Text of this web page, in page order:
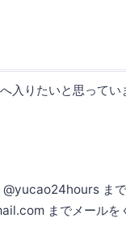
入りたいと思ってい
@yucao24hours ま
までメールを